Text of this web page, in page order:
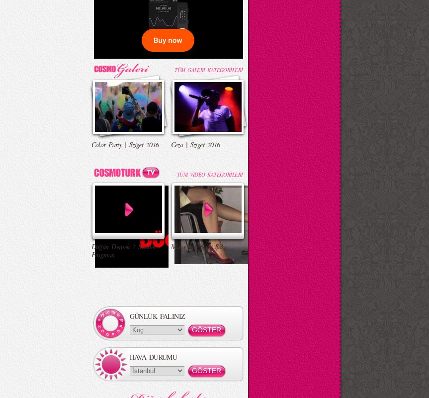
TÜM GALERİ KATEGORİLERİ
Color Party | Sziget 2016 Ceza | Sziget 2016
TÜM VIDEO KATEGORİLERİ
Düğün Dernek 2 Sünnet -
Fragman
Masa Altı Seksi Şaka
GÜNLÜK FALINIZ
HAVA DURUMU